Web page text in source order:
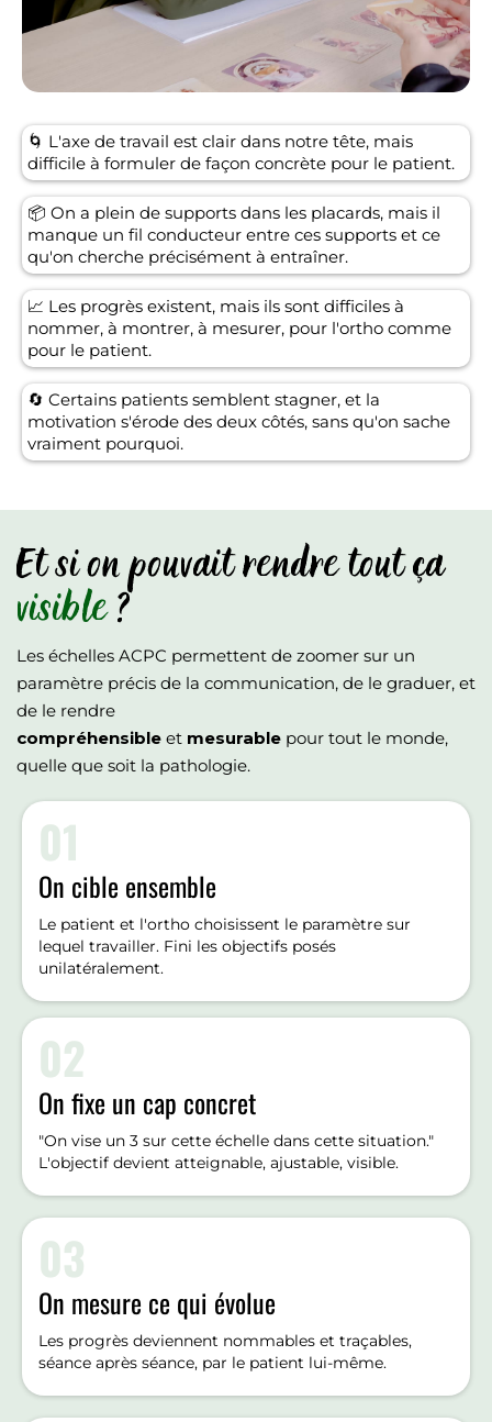
🌀 L'axe de travail est clair dans notre tête, mais
difficile à formuler de façon concrète pour le patient.
📦 On a plein de supports dans les placards, mais il
manque un fil conducteur entre ces supports et ce
qu'on cherche précisément à entraîner.
📈 Les progrès existent, mais ils sont difficiles à
nommer, à montrer, à mesurer, pour l'ortho comme
pour le patient.
🔄 Certains patients semblent stagner, et la
motivation s'érode des deux côtés, sans qu'on sache
vraiment pourquoi.
Et si on pouvait rendre tout ça
visible?
Les échelles ACPC permettent de zoomer sur un
paramètre précis de la communication, de le graduer, et
de le rendre
compréhensible et mesurable pour tout le monde,
quelle que soit la pathologie.
01
On cible ensemble
Le patient et l'ortho choisissent le paramètre sur
lequel travailler. Fini les objectifs posés
unilatéralement.
02
On fixe un cap concret
"On vise un 3 sur cette échelle dans cette situation."
L'objectif devient atteignable, ajustable, visible.
03
On mesure ce qui évolue
Les progrès deviennent nommables et traçables,
séance après séance, par le patient lui-même.